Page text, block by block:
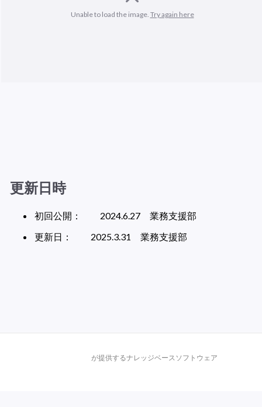
Unable to load the image. Try again here
更新日時
初回公開：　　2024.6.27　業務支援部
更新日：　　2025.3.31　業務支援部
が提供するナレッジベースソフトウェア